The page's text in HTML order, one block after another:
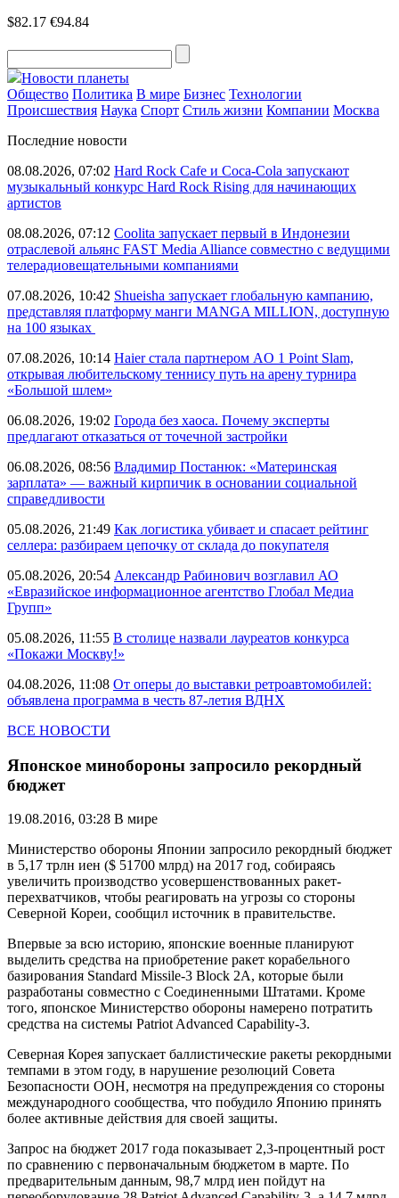
$82.17 €94.84
Новости планеты
Общество Политика В мире Бизнес Технологии
Происшествия Наука Спорт Стиль жизни Компании Москва
Последние новости
08.08.2026, 07:02 Hard Rock Cafe и Coca-Cola запускают
музыкальный конкурс Hard Rock Rising для начинающих
артистов
08.08.2026, 07:12 Coolita запускает первый в Индонезии
отраслевой альянс FAST Media Alliance совместно с ведущими
телерадиовещательными компаниями
07.08.2026, 10:42 Shueisha запускает глобальную кампанию,
представляя платформу манги MANGA MILLION, доступную
на 100 языках
07.08.2026, 10:14 Haier стала партнером AO 1 Point Slam,
открывая любительскому теннису путь на арену турнира
«Большой шлем»
06.08.2026, 19:02 Города без хаоса. Почему эксперты
предлагают отказаться от точечной застройки
06.08.2026, 08:56 Владимир Постанюк: «Материнская
зарплата» — важный кирпичик в основании социальной
справедливости
05.08.2026, 21:49 Как логистика убивает и спасает рейтинг
селлера: разбираем цепочку от склада до покупателя
05.08.2026, 20:54 Александр Рабинович возглавил АО
«Евразийское информационное агентство Глобал Медиа
Групп»
05.08.2026, 11:55 В столице назвали лауреатов конкурса
«Покажи Москву!»
04.08.2026, 11:08 От оперы до выставки ретроавтомобилей:
объявлена программа в честь 87-летия ВДНХ
ВСЕ НОВОСТИ
Японское минобороны запросило рекордный
бюджет
19.08.2016, 03:28 В мире
Министерство обороны Японии запросило рекордный бюджет
в 5,17 трлн иен ($ 51700 млрд) на 2017 год, собираясь
увеличить производство усовершенствованных ракет-
перехватчиков, чтобы реагировать на угрозы со стороны
Северной Кореи, сообщил источник в правительстве.
Впервые за всю историю, японские военные планируют
выделить средства на приобретение ракет корабельного
базирования Standard Missile-3 Block 2A, которые были
разработаны совместно с Соединенными Штатами. Кроме
того, японское Министерство обороны намерено потратить
средства на системы Patriot Advanced Capability-3.
Северная Корея запускает баллистические ракеты рекордными
темпами в этом году, в нарушение резолюций Совета
Безопасности ООН, несмотря на предупреждения со стороны
международного сообщества, что побудило Японию принять
более активные действия для своей защиты.
Запрос на бюджет 2017 года показывает 2,3-процентный рост
по сравнению с первоначальным бюджетом в марте. По
предварительным данным, 98,7 млрд иен пойдут на